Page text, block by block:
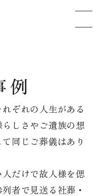
について
例
ぞれの人生がある
しさやご遺族の想
同じご葬儀はあり
だけで故人様を偲
者で見送る社葬・